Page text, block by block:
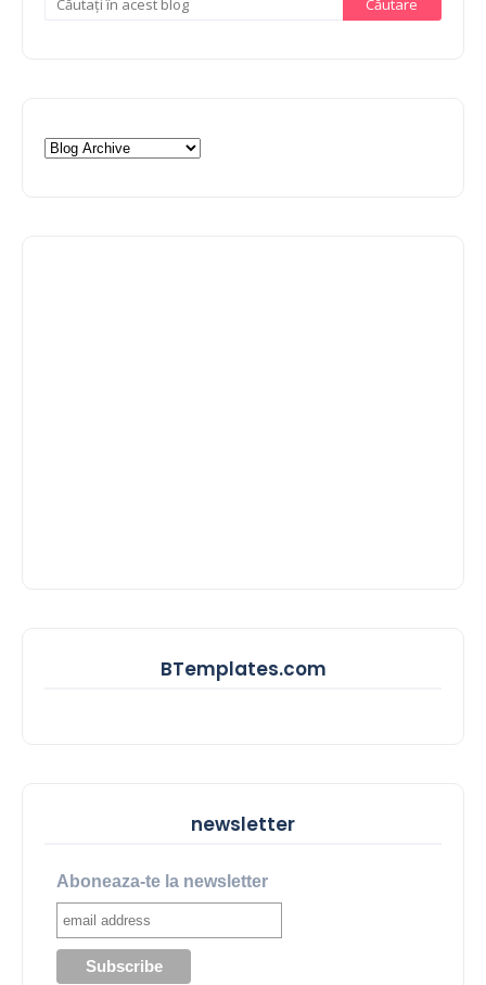
BTemplates.com
newsletter
Aboneaza-te la newsletter